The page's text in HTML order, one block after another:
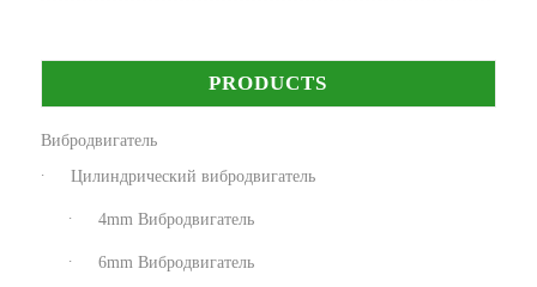
PRODUCTS
Вибродвигатель
Цилиндрический вибродвигатель
4mm Вибродвигатель
6mm Вибродвигатель